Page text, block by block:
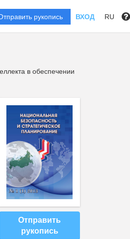
рукопись ВХОД RU
в обеспечении
Отправить
рукопись